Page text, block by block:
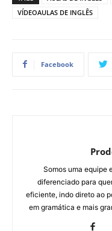
VÍDEOAULAS DE INGLÊS
Facebook
Somos uma equipe
diferenciado para
eficiente, indo direto ao
em gramática e mais